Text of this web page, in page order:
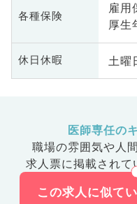
各種保険
雇用
厚生
休日休暇 土曜
医師専任の
職場の雰囲気や人間
求人票に掲載されて
この求人に似て